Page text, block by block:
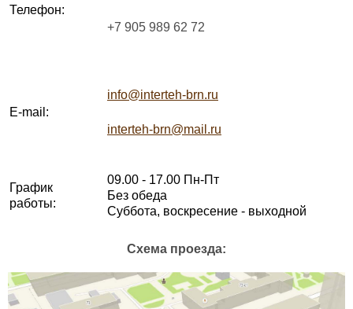
Телефон:
+7 905 989 62 72
E-mail:
info@interteh-brn.ru
interteh-brn@mail.ru
График
работы:
09.00 - 17.00 Пн-Пт
Без обеда
Суббота, воскресение - выходной
Схема проезда: